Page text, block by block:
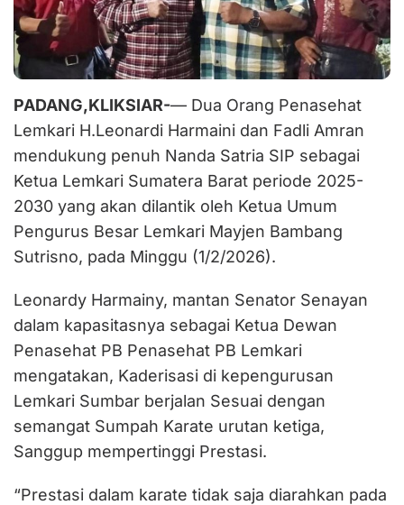
PADANG,KLIKSIAR-— Dua Orang Penasehat
Lemkari H.Leonardi Harmaini dan Fadli Amran
mendukung penuh Nanda Satria SIP sebagai
Ketua Lemkari Sumatera Barat periode 2025-
2030 yang akan dilantik oleh Ketua Umum
Pengurus Besar Lemkari Mayjen Bambang
Sutrisno, pada Minggu (1/2/2026).
Leonardy Harmainy, mantan Senator Senayan
dalam kapasitasnya sebagai Ketua Dewan
Penasehat PB Penasehat PB Lemkari
mengatakan, Kaderisasi di kepengurusan
Lemkari Sumbar berjalan Sesuai dengan
semangat Sumpah Karate urutan ketiga,
Sanggup mempertinggi Prestasi.
“Prestasi dalam karate tidak saja diarahkan pada